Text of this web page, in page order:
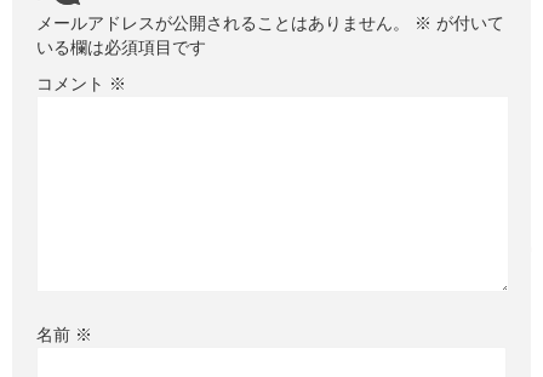
メールアドレスが公開されることはありません。 ※ が付いて
いる欄は必須項目です
コメント ※
名前 ※